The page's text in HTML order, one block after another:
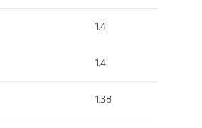
1.4
1.4
1.38